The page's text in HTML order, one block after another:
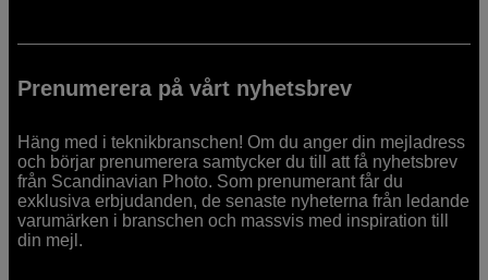
Prenumerera på vårt nyhetsbrev
Häng med i teknikbranschen! Om du anger din mejladress
och börjar prenumerera samtycker du till att få nyhetsbrev
från Scandinavian Photo. Som prenumerant får du
exklusiva erbjudanden, de senaste nyheterna från ledande
varumärken i branschen och massvis med inspiration till
din mejl.